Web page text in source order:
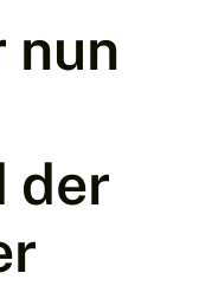
nun
der